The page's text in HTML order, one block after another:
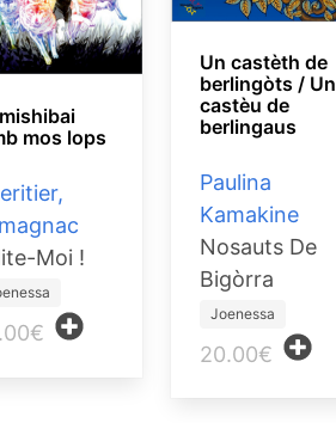
mos lops
Moi !
Un castèth de
berlingòts / Un
castèu de
berlingaus
Paulina
Kamakine
Nosauts De
Bigòrra
Joenessa
20.00€